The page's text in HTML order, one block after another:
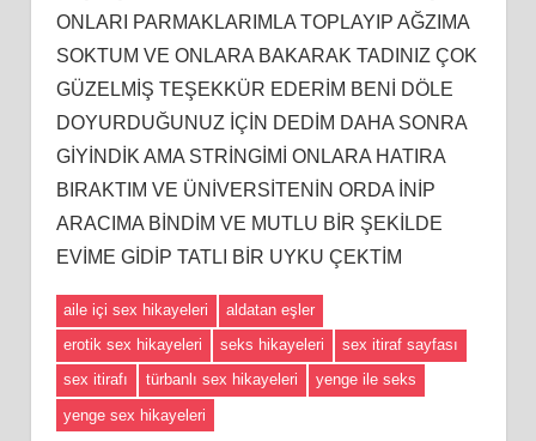
ONLARI PARMAKLARIMLA TOPLAYIP AĞZIMA
SOKTUM VE ONLARA BAKARAK TADINIZ ÇOK
GÜZELMİŞ TEŞEKKÜR EDERİM BENİ DÖLE
DOYURDUĞUNUZ İÇİN DEDİM DAHA SONRA
GİYİNDİK AMA STRİNGİMİ ONLARA HATIRA
BIRAKTIM VE ÜNİVERSİTENİN ORDA İNİP
ARACIMA BİNDİM VE MUTLU BİR ŞEKİLDE
EVİME GİDİP TATLI BİR UYKU ÇEKTİM
aile içi sex hikayeleri
aldatan eşler
erotik sex hikayeleri
seks hikayeleri
sex itiraf sayfası
sex itirafı
türbanlı sex hikayeleri
yenge ile seks
yenge sex hikayeleri